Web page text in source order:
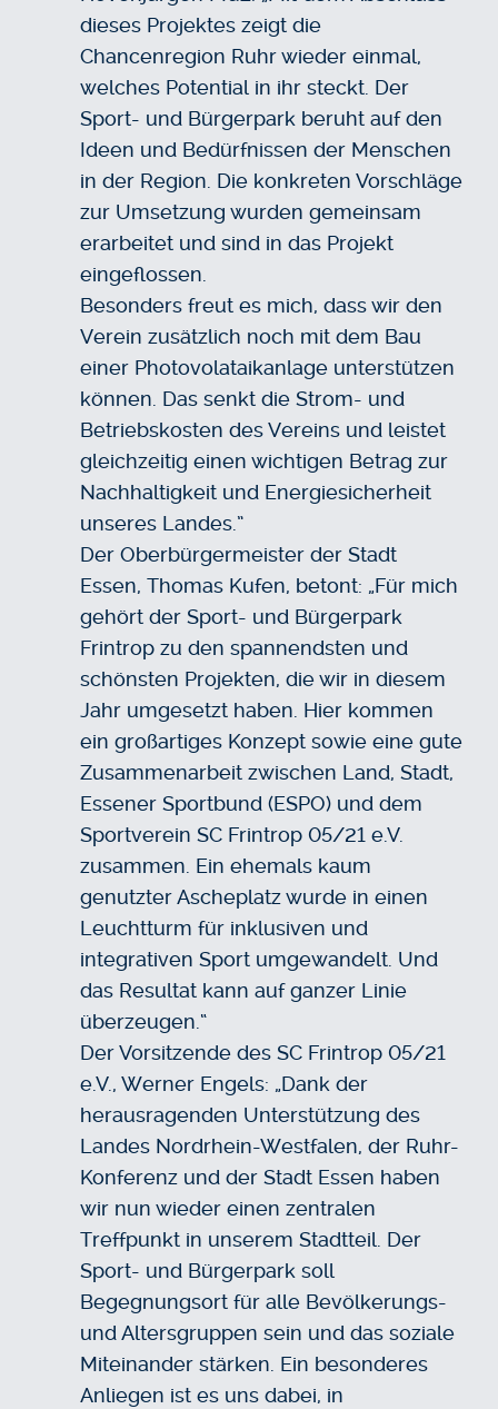
dieses Projektes zeigt die
Chancenregion Ruhr wieder einmal,
welches Potential in ihr steckt. Der
Sport- und Bürgerpark beruht auf den
Ideen und Bedürfnissen der Menschen
in der Region. Die konkreten Vorschläge
zur Umsetzung wurden gemeinsam
erarbeitet und sind in das Projekt
eingeflossen.
Besonders freut es mich, dass wir den
Verein zusätzlich noch mit dem Bau
einer Photovolataikanlage unterstützen
können. Das senkt die Strom- und
Betriebskosten des Vereins und leistet
gleichzeitig einen wichtigen Betrag zur
Nachhaltigkeit und Energiesicherheit
unseres Landes.”
Der Oberbürgermeister der Stadt
Essen, Thomas Kufen, betont: „Für mich
gehört der Sport- und Bürgerpark
Frintrop zu den spannendsten und
schönsten Projekten, die wir in diesem
Jahr umgesetzt haben. Hier kommen
ein großartiges Konzept sowie eine gute
Zusammenarbeit zwischen Land, Stadt,
Essener Sportbund (ESPO) und dem
Sportverein SC Frintrop 05/21 e.V.
zusammen. Ein ehemals kaum
genutzter Ascheplatz wurde in einen
Leuchtturm für inklusiven und
integrativen Sport umgewandelt. Und
das Resultat kann auf ganzer Linie
überzeugen.“
Der Vorsitzende des SC Frintrop 05/21
e.V., Werner Engels: „Dank der
herausragenden Unterstützung des
Landes Nordrhein-Westfalen, der Ruhr-
Konferenz und der Stadt Essen haben
wir nun wieder einen zentralen
Treffpunkt in unserem Stadtteil. Der
Sport- und Bürgerpark soll
Begegnungsort für alle Bevölkerungs-
und Altersgruppen sein und das soziale
Miteinander stärken. Ein besonderes
Anliegen ist es uns dabei, in